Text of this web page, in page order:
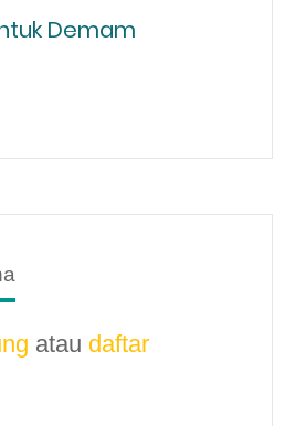
Demam
atau daftar